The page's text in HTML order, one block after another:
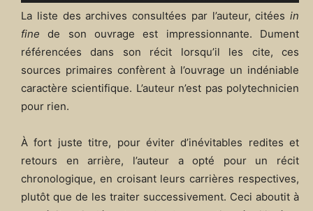
La liste des archives consultées par l’auteur, citées in
finede son ouvrage est impressionnante. Dument
référencées dans son récit lorsqu’il les cite, ces
sources primaires confèrent à l’ouvrage un indéniable
caractère scientifique. L’auteur n’est pas polytechnicien
pour rien.
À fort juste titre, pour éviter d’inévitables redites et
retours en arrière, l’auteur a opté pour un récit
chronologique, en croisant leurs carrières respectives,
plutôt que de les traiter successivement. Ceci aboutit à